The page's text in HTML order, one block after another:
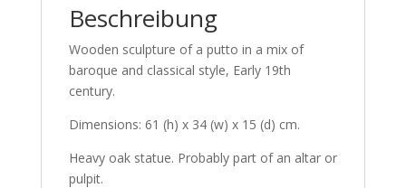
Beschreibung
Wooden sculpture of a putto in a mix of
baroque and classical style, Early 19th
century.
Dimensions: 61 (h) x 34 (w) x 15 (d) cm.
Heavy oak statue. Probably part of an altar or
pulpit.